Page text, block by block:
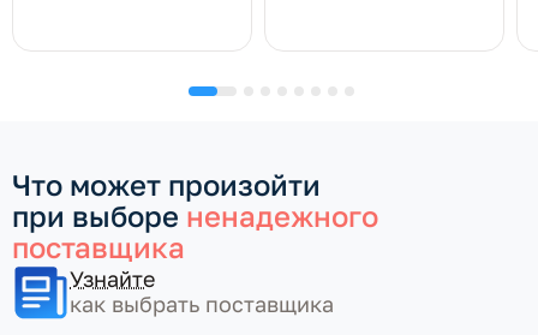
Что может произойти
при выборе ненадежного
поставщика
Узнайте
как выбрать поставщика